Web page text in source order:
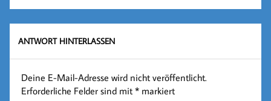
ANTWORT HINTERLASSEN
Deine E-Mail-Adresse wird nicht veröffentlicht.
Erforderliche Felder sind mit* markiert